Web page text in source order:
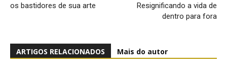
os bastidores de sua arte
Resignificando a vida de
dentro para fora
ARTIGOS RELACIONADOS Mais do autor